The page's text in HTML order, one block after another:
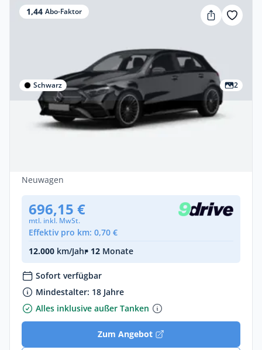
1,44 Abo-Faktor
Schwarz 2
Gewerbe
Mercedes-Benz A 180 Mercedes Benz
Neuwagen
696,15 €
mtl. inkl. MwSt.
Effektiv pro km: 0,70 €
12.000 km/Jahr• 12 Monate
Sofort verfügbar
Mindestalter: 18 Jahre
Alles inklusive außer Tanken
Zum Angebot